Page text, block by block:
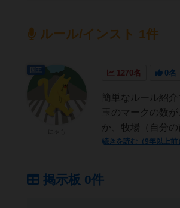
ルール/インスト 1件
1270名 0名
簡単なルール紹
玉のマークの数
か、牧場（自分
続きを読む（9年以上前）
国王
掲示板 0件